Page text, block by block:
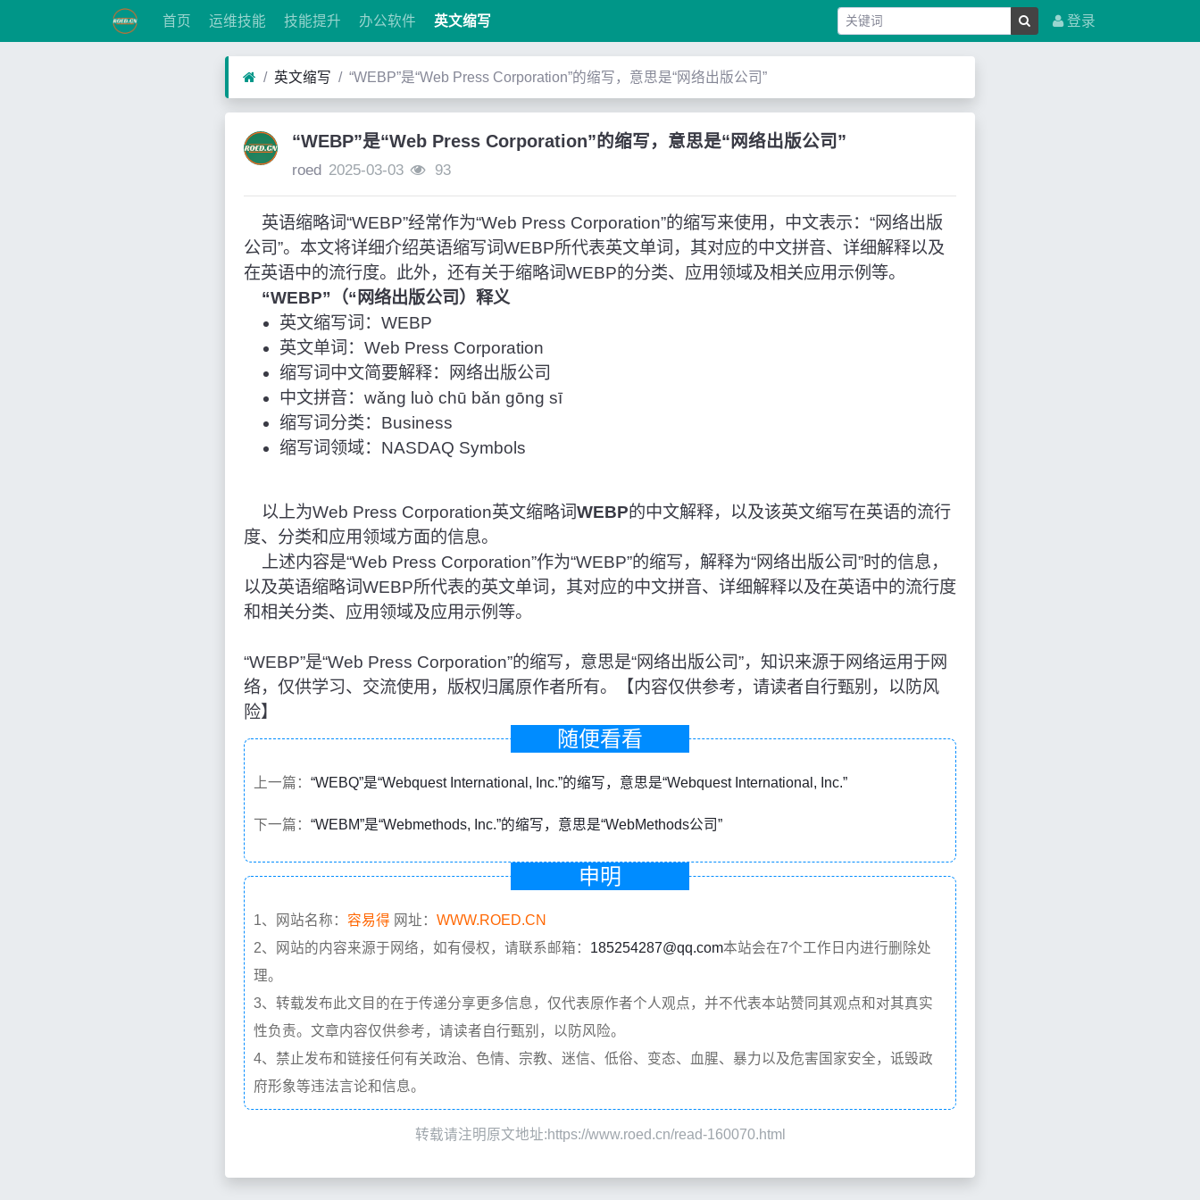
首页 运维技能 技能提升 办公软件 英文缩写 登录
英文缩写 “WEBP”是“Web Press Corporation”的缩写，意思是“网络出版公司”
“WEBP”是“Web Press Corporation”的缩写，意思是“网络出版公司”
roed 2025-03-03 93
英语缩略词“WEBP”经常作为“Web Press Corporation”的缩写来使用，中文表示：“网络出版
公司”。本文将详细介绍英语缩写词WEBP所代表英文单词，其对应的中文拼音、详细解释以及
在英语中的流行度。此外，还有关于缩略词WEBP的分类、应用领域及相关应用示例等。
“WEBP”（“网络出版公司）释义
英文缩写词：WEBP
英文单词：Web Press Corporation
缩写词中文简要解释：网络出版公司
中文拼音：wǎng luò chū bǎn gōng sī
缩写词分类：Business
缩写词领域：NASDAQ Symbols
以上为Web Press Corporation英文缩略词WEBP的中文解释，以及该英文缩写在英语的流行
度、分类和应用领域方面的信息。
上述内容是“Web Press Corporation”作为“WEBP”的缩写，解释为“网络出版公司”时的信息，
以及英语缩略词WEBP所代表的英文单词，其对应的中文拼音、详细解释以及在英语中的流行度
和相关分类、应用领域及应用示例等。
“WEBP”是“Web Press Corporation”的缩写，意思是“网络出版公司”，知识来源于网络运用于网
络，仅供学习、交流使用，版权归属原作者所有。【内容仅供参考，请读者自行甄别，以防风
险】
随便看看
上一篇： “WEBQ”是“Webquest International, Inc.”的缩写，意思是“Webquest International, Inc.”
下一篇： “WEBM”是“Webmethods, Inc.”的缩写，意思是“WebMethods公司”
申明
1、网站名称： 容易得 网址： WWW.ROED.CN
2、网站的内容来源于网络，如有侵权，请联系邮箱： 185254287@qq.com本站会在7个工作日内进行删除处
理。
3、转载发布此文目的在于传递分享更多信息，仅代表原作者个人观点，并不代表本站赞同其观点和对其真实
性负责。文章内容仅供参考，请读者自行甄别，以防风险。
4、禁止发布和链接任何有关政治、色情、宗教、迷信、低俗、变态、血腥、暴力以及危害国家安全，诋毁政
府形象等违法言论和信息。
转载请注明原文地址:https://www.roed.cn/read-160070.html